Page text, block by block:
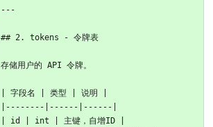
---
## 2. tokens - 令牌表
存储用户的 API 令牌。
| 字段名 | 类型 | 说明 |
|--------|------|------|
| id | int | 主键，自增ID |